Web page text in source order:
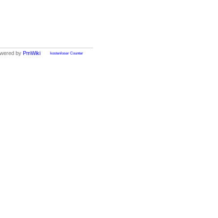
kostenloser Counter
by PmWiki